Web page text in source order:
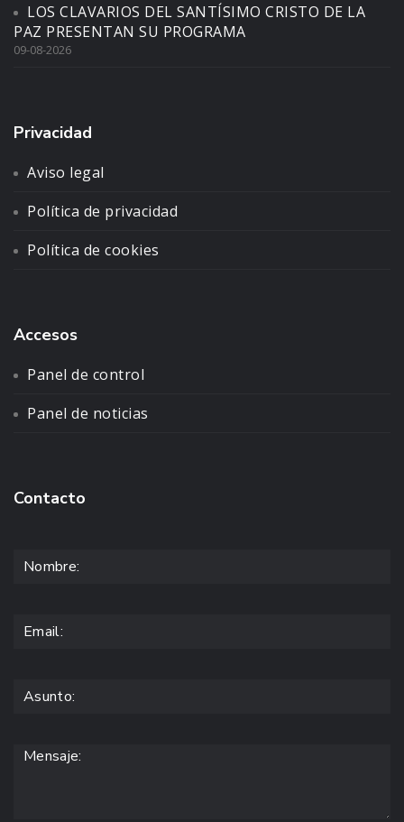
LOS CLAVARIOS DEL SANTÍSIMO CRISTO DE LA
PAZ PRESENTAN SU PROGRAMA
09-08-2026
Privacidad
Aviso legal
Política de privacidad
Política de cookies
Accesos
Panel de control
Panel de noticias
Contacto